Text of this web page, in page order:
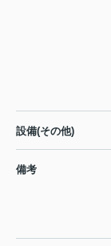
設備(その他)
備考